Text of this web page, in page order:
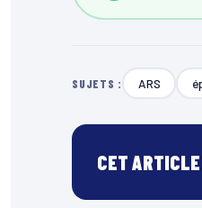
SUJETS : ARS
CET